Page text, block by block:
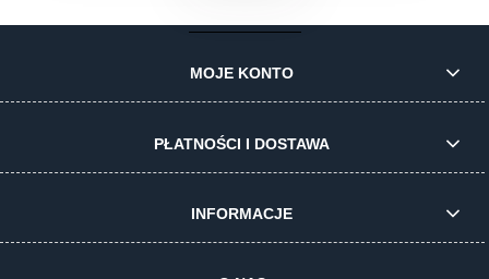
MOJE KONTO
PŁATNOŚCI I DOSTAWA
INFORMACJE